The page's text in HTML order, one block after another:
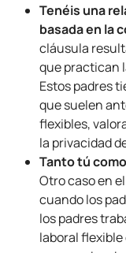
Tenéis una
basada en la
cláusula
que practican
Estos padres
que suelen
flexibles,
la privacidad
Tanto tú
Otro caso en
cuando los
los padres
laboral